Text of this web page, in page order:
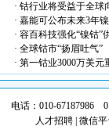
· 钴行业将受益于全球
· 嘉能可公布未来3年
· 容百科技强化“镍钴”
· 全球钴市“扬眉吐气”
· 第一钴业3000万美
电话：010-67187986
人才招聘 微信